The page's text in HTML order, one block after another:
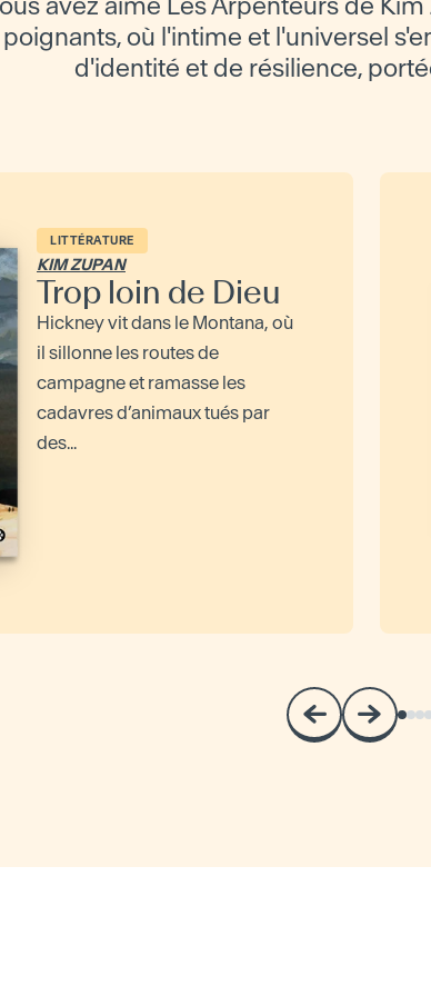
poignants, où l'intime et l'universel
d'identité et de résilience,
LITTÉRATURE
KIM ZUPAN
Trop loin de Dieu
Hickney vit dans le Montana, où
il sillonne les routes de
campagne et ramasse les
cadavres d’animaux tués par
des...